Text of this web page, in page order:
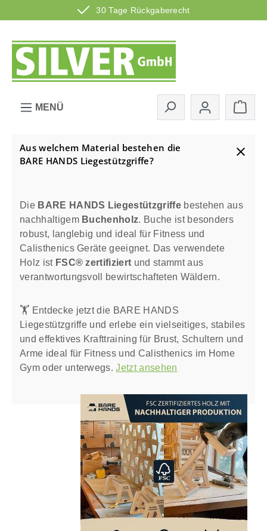
30 Tage Rückgaberecht
Zum Hauptinhalt springen
MENÜ
Aus welchem Material bestehen die
BARE HANDS Liegestützgriffe?
Die BARE HANDS Liegestützgriffebestehen aus
nachhaltigem Buchenholz. Buche ist besonders
robust, langlebig und ideal für Fitness und
Calisthenics Geräte geeignet. Das verwendete
Holz ist FSC® zertifiziert und stammt aus
verantwortungsvoll bewirtschafteten Wäldern.
🏋️ ️Entdecke jetzt die BARE HANDS
Liegestützgriffe und erlebe ein vielseitiges, stabiles
und effektives Krafttraining für Brust, Schultern und
Arme ideal für Fitness und Calisthenics im Home
Gym oder unterwegs.Jetzt ansehen